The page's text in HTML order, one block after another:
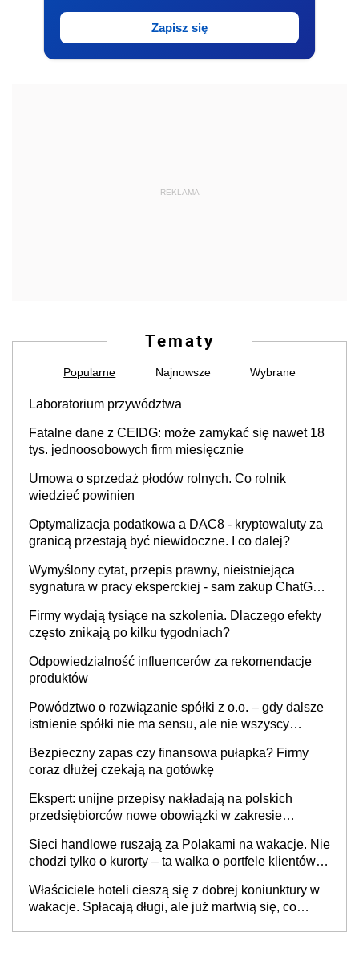
Zapisz się
REKLAMA
Tematy
Popularne Najnowsze Wybrane
Laboratorium przywództwa
Fatalne dane z CEIDG: może zamykać się nawet 18
tys. jednoosobowych firm miesięcznie
Umowa o sprzedaż płodów rolnych. Co rolnik
wiedzieć powinien
Optymalizacja podatkowa a DAC8 - kryptowaluty za
granicą przestają być niewidoczne. I co dalej?
Wymyślony cytat, przepis prawny, nieistniejąca
sygnatura w pracy eksperckiej - sam zakup ChatGPT
Firmy wydają tysiące na szkolenia. Dlaczego efekty
często znikają po kilku tygodniach?
Odpowiedzialność influencerów za rekomendacje
produktów
Powództwo o rozwiązanie spółki z o.o. – gdy dalsze
istnienie spółki nie ma sensu, ale nie wszyscy
Bezpieczny zapas czy finansowa pułapka? Firmy
coraz dłużej czekają na gotówkę
Ekspert: unijne przepisy nakładają na polskich
przedsiębiorców nowe obowiązki w zakresie
Sieci handlowe ruszają za Polakami na wakacje. Nie
chodzi tylko o kurorty – ta walka o portfele klientów
cichu
Właściciele hoteli cieszą się z dobrej koniunktury w
wakacje. Spłacają długi, ale już martwią się, co